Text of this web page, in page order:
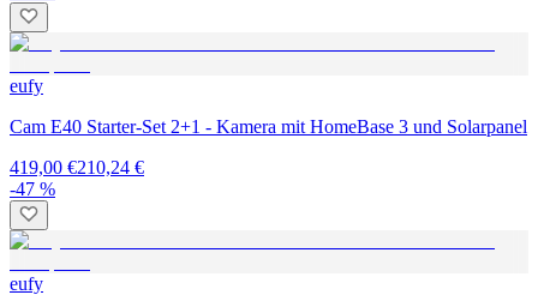
eufy
Cam E40 Starter-Set 2+1 - Kamera mit HomeBase 3 und Solarpanel
419,00 €210,24 €
-47 %
eufy